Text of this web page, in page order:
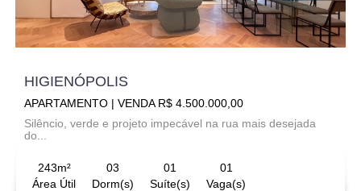
HIGIENÓPOLIS
APARTAMENTO | VENDA R$ 4.500.000,00
Silêncio, verde e projeto impecável na rua mais desejada
do...
243m²
Área Útil
03
Dorm(s)
01
Suíte(s)
01
Vaga(s)